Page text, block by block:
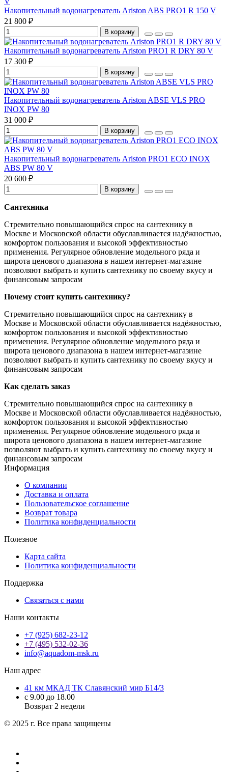
Накопительный водонагреватель Ariston ABS PRO1 R 150 V
21 800 ₽
В корзину
Накопительный водонагреватель Ariston PRO1 R DRY 80 V
17 300 ₽
В корзину
Накопительный водонагреватель Ariston ABSE VLS PRO
INOX PW 80
31 000 ₽
В корзину
Накопительный водонагреватель Ariston PRO1 ECO INOX
ABS PW 80 V
20 600 ₽
В корзину
Сантехника
Стремительно повышающийся спрос на сантехнику в
Москве и Московской области обуславливается надёжностью,
комфортом пользования и высокой эффективностью
применения. Регулярное обновление модельного ряда и
широта ценового диапазона в нашем интернет-магазине
позволяют выбрать и купить сантехнику по своему вкусу и
финансовым запросам
Почему стоит купить сантехнику?
Стремительно повышающийся спрос на сантехнику в
Москве и Московской области обуславливается надёжностью,
комфортом пользования и высокой эффективностью
применения. Регулярное обновление модельного ряда и
широта ценового диапазона в нашем интернет-магазине
позволяют выбрать и купить сантехнику по своему вкусу и
финансовым запросам
Как сделать заказ
Стремительно повышающийся спрос на сантехнику в
Москве и Московской области обуславливается надёжностью,
комфортом пользования и высокой эффективностью
применения. Регулярное обновление модельного ряда и
широта ценового диапазона в нашем интернет-магазине
позволяют выбрать и купить сантехнику по своему вкусу и
финансовым запросам
Информация
О компании
Доставка и оплата
Пользовательское соглашение
Возврат товара
Политика конфиденциальности
Полезное
Карта сайта
Политика конфиденциальности
Поддержка
Связаться с нами
Наши контакты
+7 (925) 682-23-12
+7 (495) 532-02-36
info@aquadom-msk.ru
Наш адрес
41 км МКАД ТК Славянский мир Б14/3
с 9.00 до 18.00
Возврат 2 недели
© 2025 г. Все права защищены